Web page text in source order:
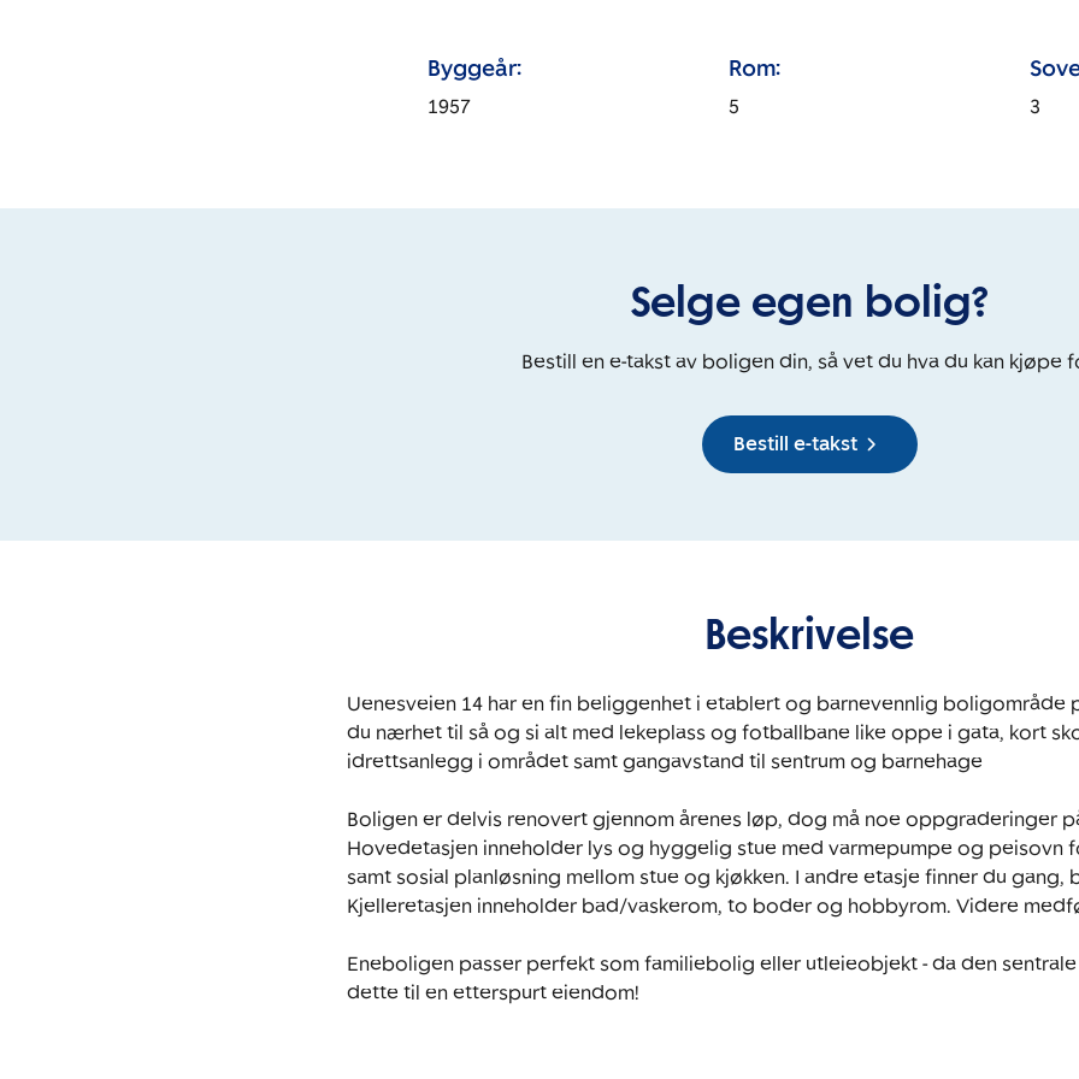
Byggeår:
1957
Rom:
5 3
Selge egen bolig?
Bestill en e-takst av boligen din, så vet du hva du kan kjøpe
Bestill e-takst
Beskrivelse
Uenesveien 14 har en fin beliggenhet i etablert og barnevennlig boligområde
du nærhet til så og si alt med lekeplass og fotballbane like oppe i gata, kort
idrettsanlegg i området samt gangavstand til sentrum og barnehage
Boligen er delvis renovert gjennom årenes løp, dog må noe oppgraderinger
Hovedetasjen inneholder lys og hyggelig stue med varmepumpe og peisovn
samt sosial planløsning mellom stue og kjøkken. I andre etasje finner du gang,
Kjelleretasjen inneholder bad/vaskerom, to boder og hobbyrom. Videre
Eneboligen passer perfekt som familiebolig eller utleieobjekt - da den
dette til en etterspurt eiendom!